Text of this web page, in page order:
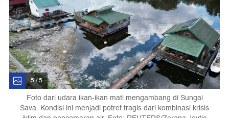
5 / 5
Foto dari udara ikan-ikan mati mengambang di Sungai
Sava. Kondisi ini menjadi potret tragis dari kombinasi krisis